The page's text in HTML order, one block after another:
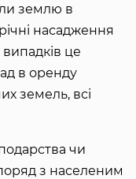
землю в
насадження
це
в оренду
земель, всі
чи
з населеним